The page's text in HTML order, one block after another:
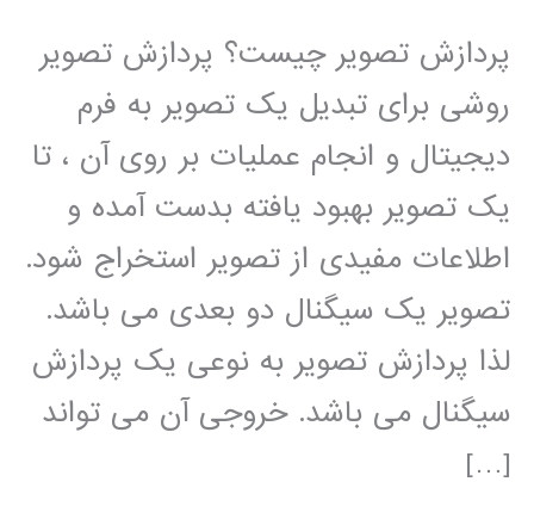
پردازش تصویر چیست؟ پردازش تصویر
روشی برای تبدیل یک تصویر به فرم
دیجیتال و انجام عملیات بر روی آن ، تا
یک تصویر بهبود یافته بدست آمده و
اطلاعات مفیدی از تصویر استخراج شود.
تصویر یک سیگنال دو بعدی می باشد.
لذا پردازش تصویر به نوعی یک پردازش
سیگنال می باشد. خروجی آن می تواند
[…]